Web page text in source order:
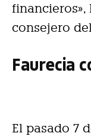
consejero
Faurecia
El pasado 7